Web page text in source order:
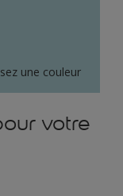
une couleur
votre